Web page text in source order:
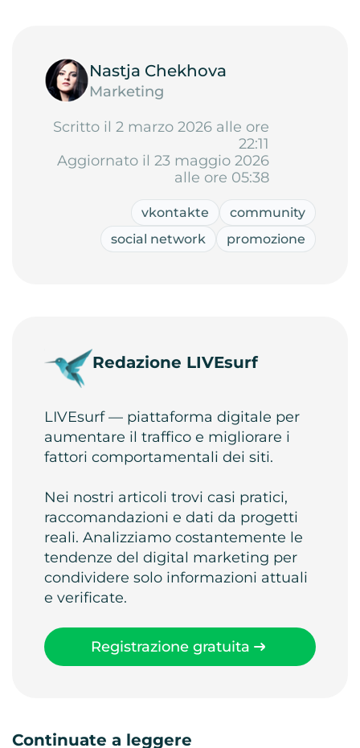
Nastja Chekhova
Marketing
Scritto il 2 marzo 2026 alle ore
22:11
Aggiornato il 23 maggio 2026
alle ore 05:38
vkontakte
community
social network
promozione
Redazione LIVEsurf
LIVEsurf — piattaforma digitale per
aumentare il traffico e migliorare i
fattori comportamentali dei siti.
Nei nostri articoli trovi casi pratici,
raccomandazioni e dati da progetti
reali. Analizziamo costantemente le
tendenze del digital marketing per
condividere solo informazioni attuali
e verificate.
Registrazione gratuita
Continuate a leggere